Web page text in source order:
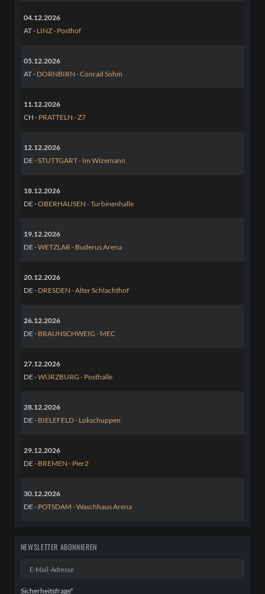
04.12.2026
AT - LINZ - Posthof
05.12.2026
AT - DORNBIRN - Conrad Sohm
11.12.2026
CH - PRATTELN - Z7
12.12.2026
DE -STUTTGART - Im Wizemann
18.12.2026
DE -OBERHAUSEN - Turbinenhalle
19.12.2026
DE -WETZLAR - Buderus Arena
20.12.2026
DE - DRESDEN - Alter Schlachthof
26.12.2026
DE - BRAUNSCHWEIG - MEC
27.12.2026
DE -WÜRZBURG - Posthalle
28.12.2026
DE - BIELEFELD - Lokschuppen
29.12.2026
DE - BREMEN - Pier2
30.12.2026
DE - POTSDAM - Waschhaus Arena
NEWSLETTER ABONNIEREN
Adresse
Pflichtfeld
Sicherheitsfrage*